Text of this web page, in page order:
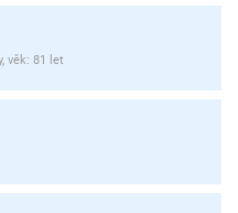
věk: 81 let